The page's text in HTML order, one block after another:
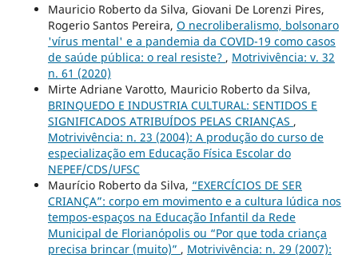
Mauricio Roberto da Silva, Giovani De Lorenzi Pires,
Rogerio Santos Pereira, O necroliberalismo, bolsonaro
'vírus mental' e a pandemia da COVID-19 como casos
de saúde pública: o real resiste? , Motrivivência: v. 32
n. 61 (2020)
Mirte Adriane Varotto, Mauricio Roberto da Silva,
BRINQUEDO E INDUSTRIA CULTURAL: SENTIDOS E
SIGNIFICADOS ATRIBUÍDOS PELAS CRIANÇAS ,
Motrivivência: n. 23 (2004): A produção do curso de
especialização em Educação Física Escolar do
NEPEF/CDS/UFSC
Maurício Roberto da Silva, “EXERCÍCIOS DE SER
CRIANÇA”: corpo em movimento e a cultura lúdica nos
tempos-espaços na Educação Infantil da Rede
Municipal de Florianópolis ou “Por que toda criança
precisa brincar (muito)” , Motrivivência: n. 29 (2007):